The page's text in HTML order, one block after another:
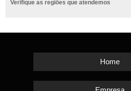
Verifique as regiões que atendemos
Home